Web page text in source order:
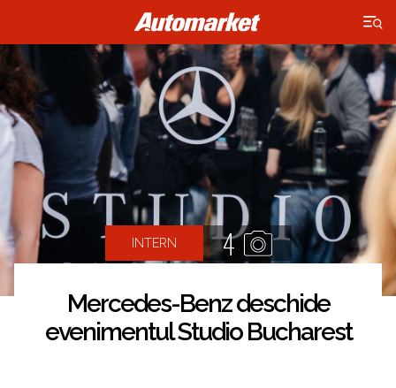
×
INTERN 4
Mercedes-Benz deschide
evenimentul Studio Bucharest